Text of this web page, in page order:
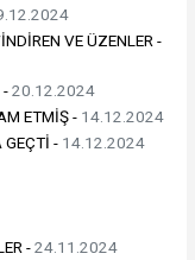
VE ÜZENLER -
-20.12.2024
ETMİŞ - 14.12.2024
GEÇTİ - 14.12.2024
-24.11.2024